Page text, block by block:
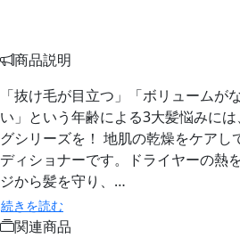
商品説明
「抜け毛が目立つ」「ボリュームが
い」という年齢による3大髪悩みに
グシリーズを！ 地肌の乾燥をケアし
ディショナーです。ドライヤーの熱
ジから髪を守り、…
続きを読む
関連商品